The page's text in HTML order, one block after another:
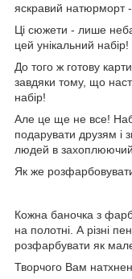
яскравий натюрморт -
Ці сюжети - лише
цей унікальний
До того ж готову
завдяки тому, що
набір!
Але це ще не все!
подарувати друзям і
людей в
Як же
Кожна баночка з
на полотні. А різні
розфарбувати як
Творчого Вам